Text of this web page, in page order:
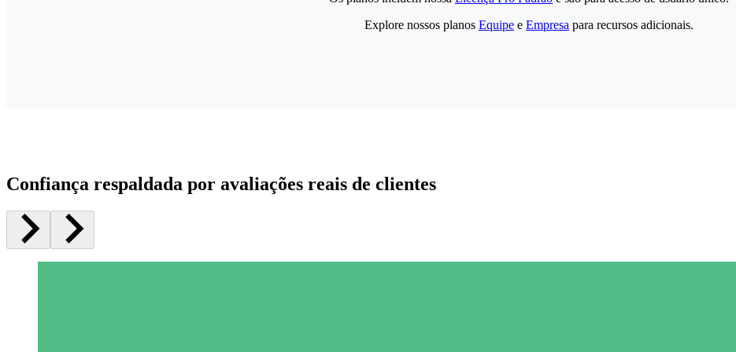
Explore nossos planos Equipe e Empresa para recursos adicionais.
Confiança respaldada por avaliações reais de clientes